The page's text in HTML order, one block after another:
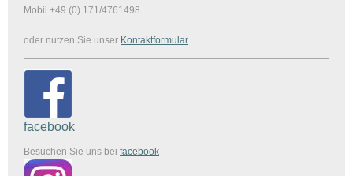
Mobil +49 (0) 171/4761498
oder nutzen Sie unser Kontaktformular
facebook
Besuchen Sie uns bei facebook